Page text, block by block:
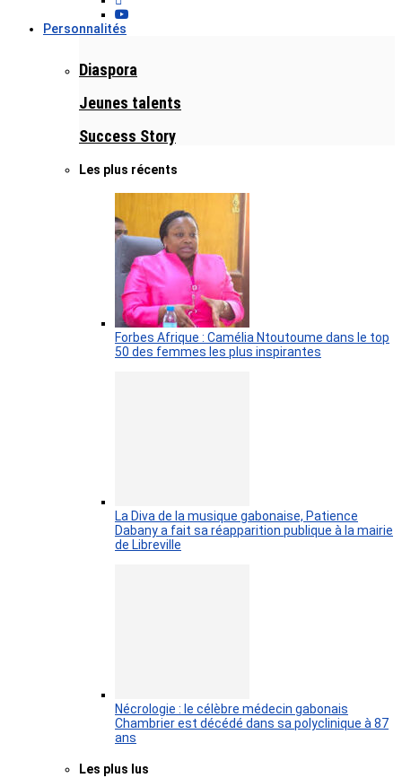
Personnalités
Diaspora
Jeunes talents
Success Story
Les plus récents
Forbes Afrique : Camélia Ntoutoume dans le top
50 des femmes les plus inspirantes
La Diva de la musique gabonaise, Patience
Dabany a fait sa réapparition publique à la mairie
de Libreville
Nécrologie : le célèbre médecin gabonais
Chambrier est décédé dans sa polyclinique à 87
ans
Les plus lus